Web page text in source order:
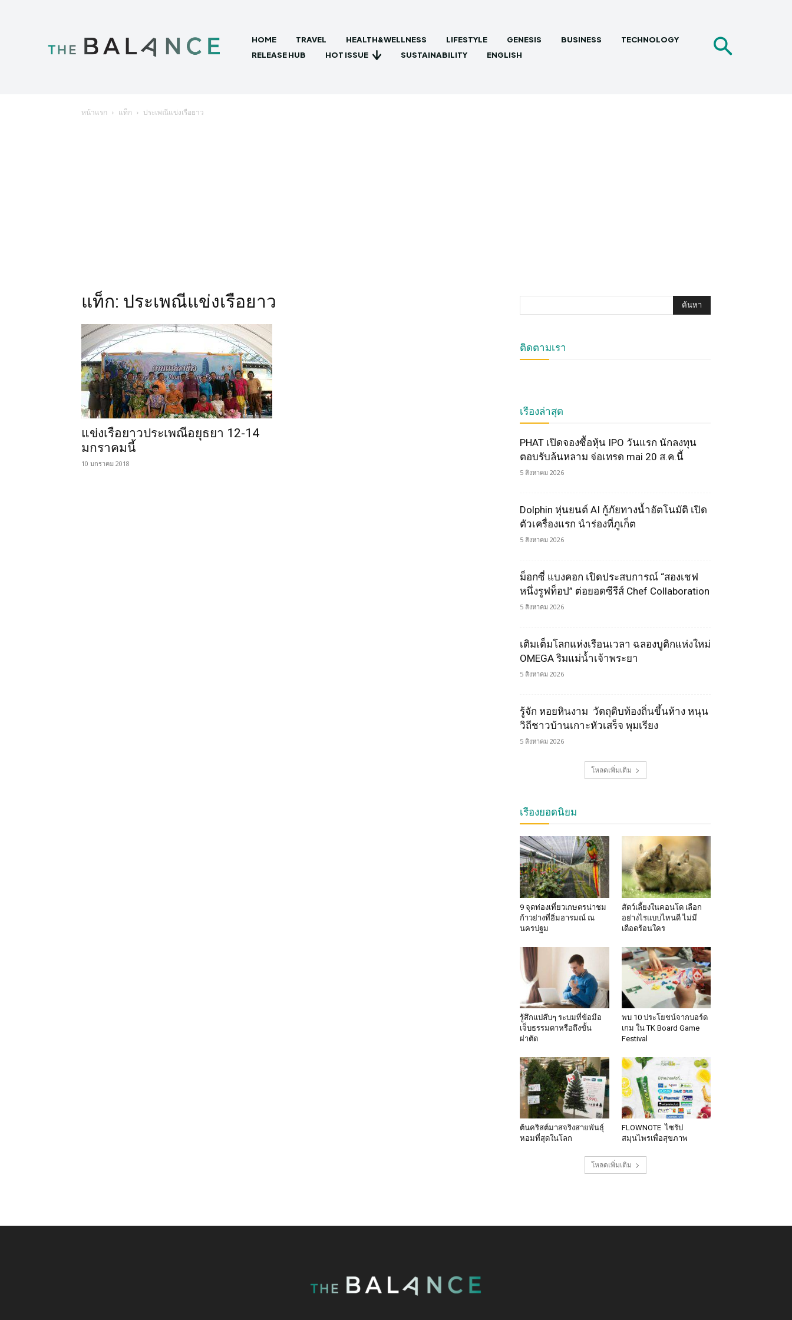
HOME TRAVEL HEALTH&WELLNESS LIFESTYLE GENESIS BUSINESS
TECHNOLOGY
RELEASE HUB
HOT ISSUE SUSTAINABILITY ENGLISH
หน้าแรก แท็ก ประเพณีแข่งเรือยาว
แท็ก: ประเพณีแข่งเรือยาว
แข่งเรือยาวประเพณีอยุธยา 12-14
มกราคมนี้
10 มกราคม 2018
ติดตามเรา
เรื่องล่าสุด
PHAT เปิดจองซื้อหุ้น IPO วันแรก นักลงทุน
ตอบรับล้นหลาม จ่อเทรด mai 20 ส.ค.นี้
5 สิงหาคม 2026
Dolphin หุ่นยนต์ AI กู้ภัยทางน้ำอัตโนมัติ เปิด
ตัวเครื่องแรก นำร่องที่ภูเก็ต
5 สิงหาคม 2026
ม็อกซี่ แบงคอก เปิดประสบการณ์ “สองเชฟ
หนึ่งรูฟท็อป” ต่อยอดซีรีส์ Chef Collaboration
5 สิงหาคม 2026
เติมเต็มโลกแห่งเรือนเวลา ฉลองบูติกแห่งใหม่
OMEGA ริมแม่น้ำเจ้าพระยา
5 สิงหาคม 2026
รู้จัก หอยหินงาม วัตถุดิบท้องถิ่นขึ้นห้าง หนุน
วิถีชาวบ้านเกาะหัวเสร็จ พุมเรียง
5 สิงหาคม 2026
โหลดเพิ่มเติม
เรื่องยอดนิยม
9 จุดท่องเที่ยวเกษตรน่าชม
ก้าวย่างที่อิ่มอารมณ์ ณ
นครปฐม
สัตว์เลี้ยงในคอนโด เลือก
อย่างไรแบบไหนดี ไม่มี
เดือดร้อนใคร
รู้สึกแปล๊บๆ ระบมที่ข้อมือ
เจ็บธรรมดาหรือถึงขั้น
ผ่าตัด
พบ 10 ประโยชน์จากบอร์ด
เกม ใน TK Board Game
Festival
ต้นคริสต์มาสจริงสายพันธุ์
หอมที่สุดในโลก
FLOWNOTE ไซรัป
สมุนไพรเพื่อสุขภาพ
โหลดเพิ่มเติม